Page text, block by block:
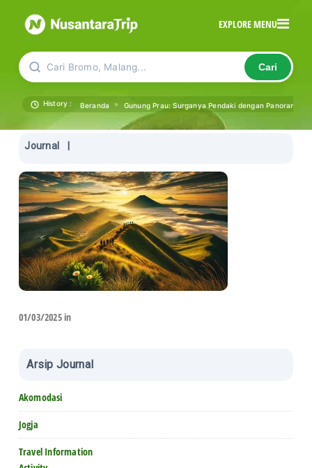
EXPLORE MENU
Cari Bromo, Malang... Cari
History : Beranda » Gunung Prau: Surganya Pendaki dengan Panorama
Journal
01/03/2025 in
Arsip Journal
Akomodasi
Jogja
Travel Information